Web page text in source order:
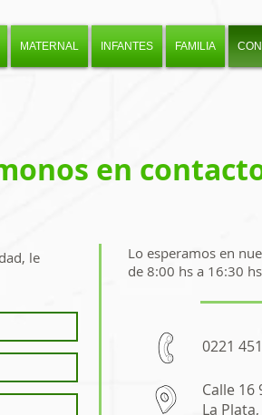
MATERNAL INFANTES FAMILIA
en
le
Lo esperamos en
de 8:00 hs a 16:30
0221
Calle 16
La